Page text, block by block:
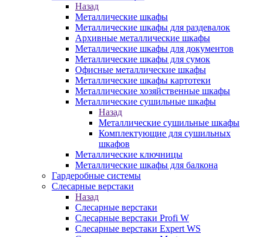
Назад
Металлические шкафы
Металлические шкафы для раздевалок
Архивные металлические шкафы
Металлические шкафы для документов
Металлические шкафы для сумок
Офисные металлические шкафы
Металлические шкафы картотеки
Металлические хозяйственные шкафы
Металлические сушильные шкафы
Назад
Металлические сушильные шкафы
Комплектующие для сушильных
шкафов
Металлические ключницы
Металлические шкафы для балкона
Гардеробные системы
Слесарные верстаки
Назад
Слесарные верстаки
Слесарные верстаки Profi W
Слесарные верстаки Expert WS